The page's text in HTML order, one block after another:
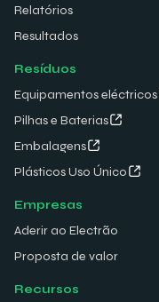
Relatórios
Resultados
Resíduos
Equipamentos eléctricos
Pilhas e Baterias
Embalagens
Plásticos Uso Único
Empresas
Aderir ao Electrão
Proposta de valor
Recursos